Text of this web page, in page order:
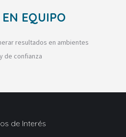
EQUIPO
resultados en ambientes
de confianza
de Interés